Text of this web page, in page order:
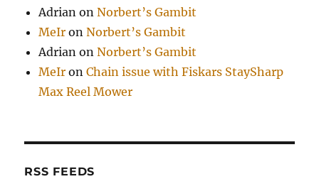
Adrian onNorbert’s Gambit
MeIr onNorbert’s Gambit
Adrian onNorbert’s Gambit
MeIr onChain issue with Fiskars StaySharp
Max Reel Mower
RSS FEEDS